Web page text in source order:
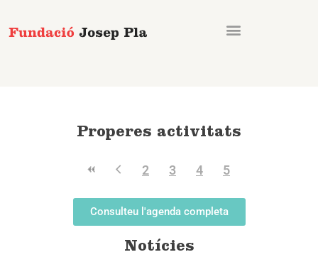
al
Properes activitats
2 3 4 5
Consulteu l'agenda completa
Notícies